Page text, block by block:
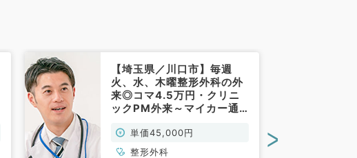
【埼玉県／川口市】毎週
火、水、木曜整形外科の外
来◎コマ4.5万円・クリニ
ックPM外来～マイカー通
勤）単価45,000円
整形外科
>